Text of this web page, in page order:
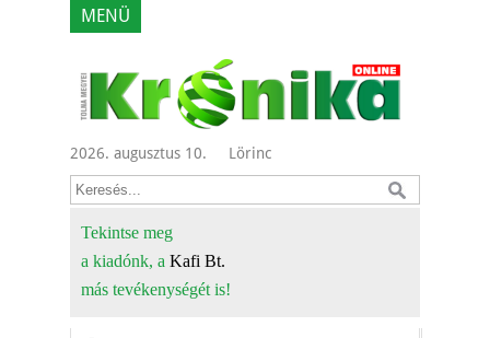
MENÜ
2026. augusztus 10. Lörinc
Tekintse meg
a kiadónk, a Kafi Bt.
más tevékenységét is!